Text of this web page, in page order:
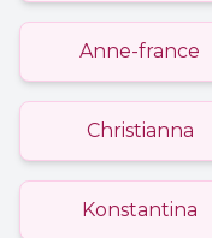
Anne-france
Christianna
Konstantina